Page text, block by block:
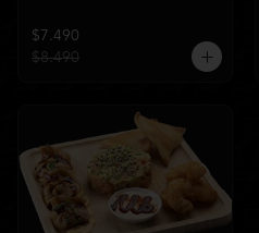
$7.490
$8.490